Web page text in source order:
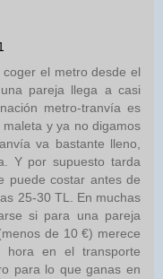
el metro desde el
pareja llega a casi
metro-tranvía es
y ya no digamos
va bastante lleno,
Y por supuesto tarda
puede costar antes de
25-30 TL. En muchas
si para una pareja
de 10 €) merece
en el transporte
para lo que ganas en